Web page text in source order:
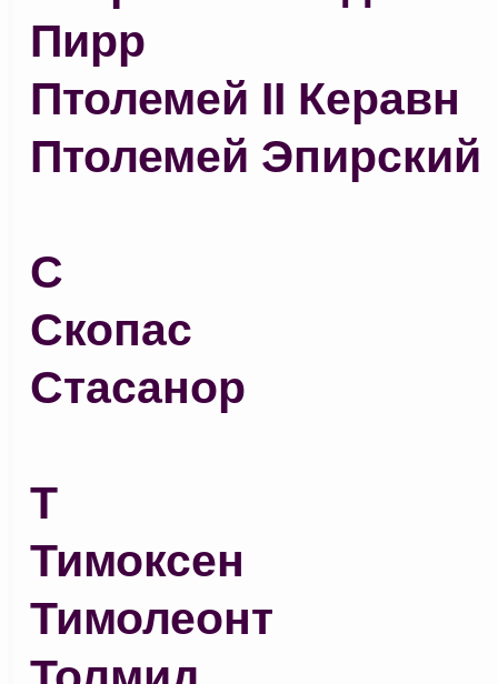
Пирр
Птолемей II Керавн
Птолемей Эпирский
С
Скопас
Стасанор
Т
Тимоксен
Тимолеонт